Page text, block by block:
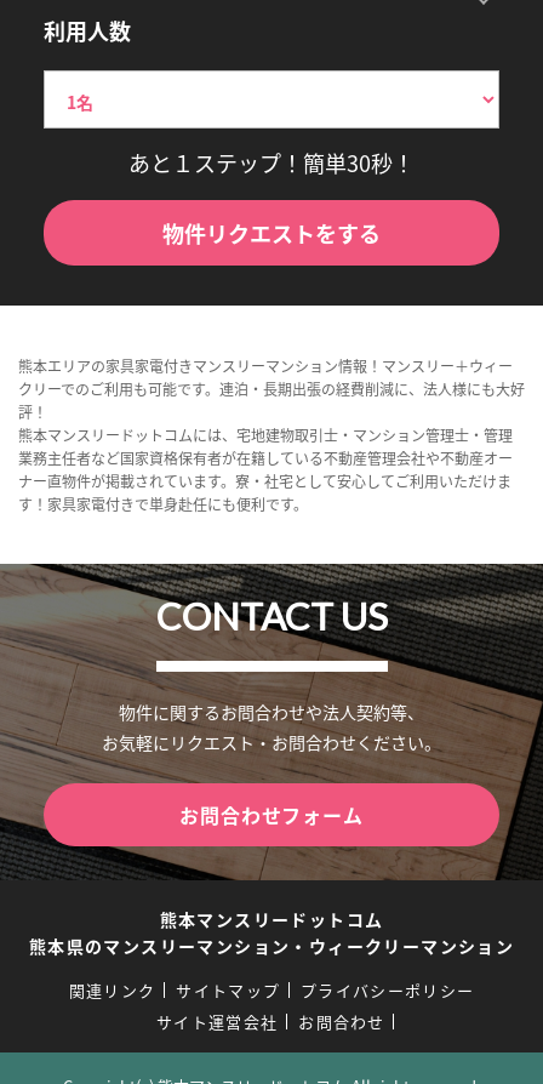
利用人数
あと１ステップ！簡単30秒！
物件リクエストをする
熊本エリアの家具家電付きマンスリーマンション情報！マンスリー＋ウィー
クリーでのご利用も可能です。連泊・長期出張の経費削減に、法人様にも大好
評！
熊本マンスリードットコムには、宅地建物取引士・マンション管理士・管理
業務主任者など国家資格保有者が在籍している不動産管理会社や不動産オー
ナー直物件が掲載されています。寮・社宅として安心してご利用いただけま
す！家具家電付きで単身赴任にも便利です。
CONTACT US
物件に関するお問合わせや法人契約等、
お気軽にリクエスト・お問合わせください。
お問合わせフォーム
熊本マンスリードットコム
熊本県のマンスリーマンション・ウィークリーマンション
関連リンク サイトマップ
プライバシーポリシー
サイト運営会社
お問合わせ